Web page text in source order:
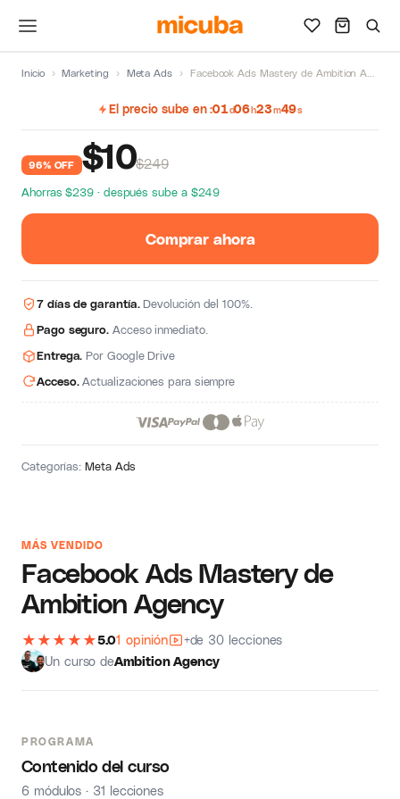
Inicio › Marketing › Meta Ads › Facebook Ads Mastery de Ambition Agency
MÁS VENDIDO
Facebook Ads Mastery de
Ambition Agency
★ ★ ★ ★ ★5.01 opinión
+de 30 lecciones
Un curso deAmbition Agency
PROGRAMA
Contenido del curso
6 módulos · 31 lecciones
El precio sube en 01d06h23m49s
96% OFF $10$249
Ahorras $239 · después sube a $249
Comprar ahora
7 días de garantía.Devolución del 100%.
Pago seguro. Acceso inmediato.
Entrega. Por Google Drive
Acceso.Actualizaciones para siempre
Categorías:Meta Ads